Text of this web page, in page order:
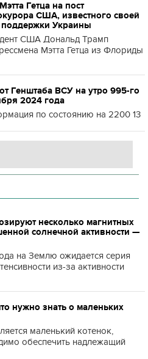
Гетца на пост
США, известного своей
Украины
США Дональд Трамп
Мэтта Гетца из Флориды
Генштаба ВСУ на утро 995-го
2024 года
по состоянию на 2200 13
несколько магнитных
солнечной активности —
на Землю ожидается серия
из-за активности
нужно знать о маленьких
маленький котенок,
обеспечить надлежащий